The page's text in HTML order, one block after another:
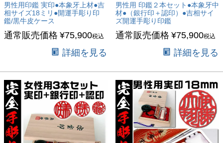
男性用印鑑 実印●本象牙上材●吉
相サイズ18ミリ●開運手彫り印
鑑/黒牛皮ケース
通常販売価格 ¥75,900税込
詳細を見る
男性用 印鑑２本セット●本象牙中
材●（銀行印＋認印）●吉相サイ
ズ開運手彫り印鑑
通常販売価格 ¥75,900税込
詳細を見る